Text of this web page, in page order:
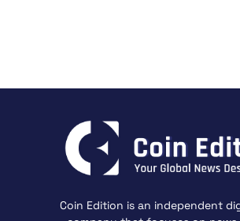
Coin Edition is an independent